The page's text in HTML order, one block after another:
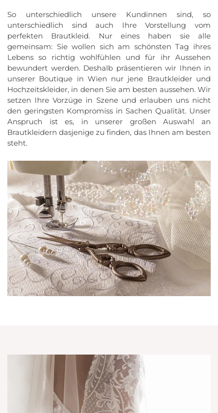
So unterschiedlich unsere Kundinnen sind, so
unterschiedlich sind auch Ihre Vorstellung vom
perfekten Brautkleid. Nur eines haben sie alle
gemeinsam: Sie wollen sich am schönsten Tag ihres
Lebens so richtig wohlfühlen und für ihr Aussehen
bewundert werden. Deshalb präsentieren wir Ihnen in
unserer Boutique in Wien nur jene Brautkleider und
Hochzeitskleider, in denen Sie am besten aussehen. Wir
setzen Ihre Vorzüge in Szene und erlauben uns nicht
den geringsten Kompromiss in Sachen Qualität. Unser
Anspruch ist es, in unserer großen Auswahl an
Brautkleidern dasjenige zu finden, das Ihnen am besten
steht.